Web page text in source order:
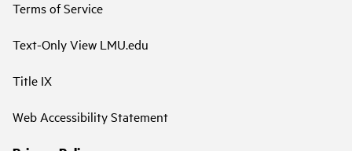
Terms of Service
Text-Only View LMU.edu
Title IX
Web Accessibility Statement